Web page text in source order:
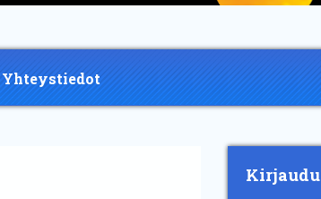
Yhteystiedot
Kirjaudu